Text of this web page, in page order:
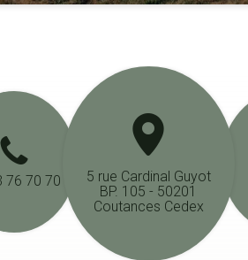
76 70 70
5 rue Cardinal Guyot
BP. 105 - 50201
Coutances Cedex